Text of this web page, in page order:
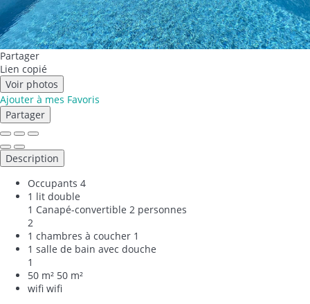
Partager
Lien copié
Voir photos
Ajouter à mes Favoris
Partager
Description
Occupants 4
1 lit double
1 Canapé-convertible 2 personnes
2
1 chambres à coucher 1
1 salle de bain avec douche
1
50 m² 50 m²
wifi wifi